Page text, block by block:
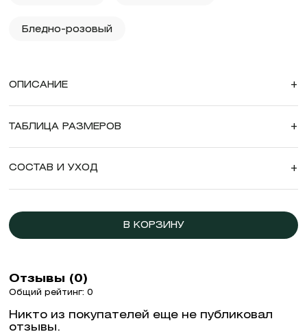
Бледно-розовый
ОПИСАНИЕ +
ТАБЛИЦА РАЗМЕРОВ +
СОСТАВ И УХОД +
В КОРЗИНУ
Отзывы (0)
Общий рейтинг: 0
Никто из покупателей еще не публиковал
отзывы.